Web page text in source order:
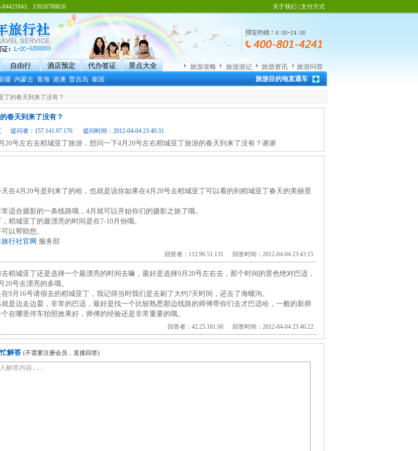
、15928788826 关于我们 支付方式
自由行 酒店预定 代办签证
景点大全
疆 内蒙古 青海 港澳 普吉岛 泰国
旅游攻略 旅游游记 旅游资讯
旅游问答
旅游目的地直通车
丁的春天到来了没有？
春天到来了没有？
提问者：157.141.97.176 提问时间：2012-04-04 23:40:31
20号左右去稻城亚丁旅游，想问一下4月20号左右稻城亚丁旅游的春天到来了没有？谢谢
在4月20号是到来了的哈，也就是说你如果在4月20号去稻城亚丁可以看的到稻城亚丁春天的美丽景
适合摄影的一条线路哦，4月就可以开始你们的摄影之旅了哦。
稻城亚丁的最漂亮的时间是在7-10月份哦。
以帮助您。
行社官网 服务部
回答者：112.96.51.131 回答时间：2012-04-04 23:43:15
稻城亚丁还是选择一个最漂亮的时间去嘛，最好是选择9月20号左右去，那个时间的景色绝对巴适，
20号去漂亮的多哦。
9月16号请假去的稻城亚丁，我记得当时我们是去刷了大约7天时间，还去了海螺沟。
是边走边耍，非常的巴适，最好是找一个比较熟悉那边线路的师傅带你们去才巴适哈，一般的新师
在哪里停车拍照效果好，师傅的经验还是非常重要的哦。
回答者：42.25.181.60 回答时间：2012-04-04 23:46:22
解答 (不需要注册会员，直接回答)